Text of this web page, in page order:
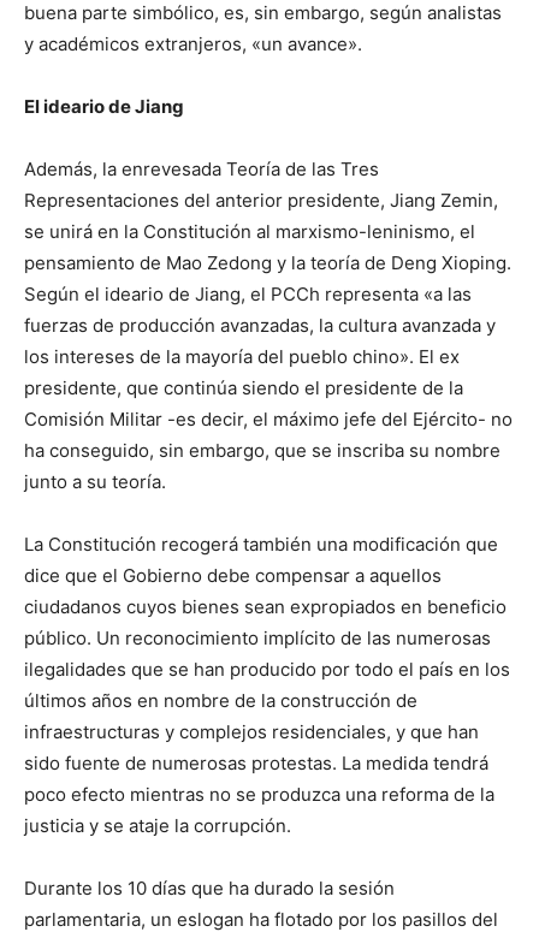
buena parte simbólico, es, sin embargo, según analistas
y académicos extranjeros, «un avance».
El ideario de Jiang
Además, la enrevesada Teoría de las Tres
Representaciones del anterior presidente, Jiang Zemin,
se unirá en la Constitución al marxismo-leninismo, el
pensamiento de Mao Zedong y la teoría de Deng Xioping.
Según el ideario de Jiang, el PCCh representa «a las
fuerzas de producción avanzadas, la cultura avanzada y
los intereses de la mayoría del pueblo chino». El ex
presidente, que continúa siendo el presidente de la
Comisión Militar -es decir, el máximo jefe del Ejército- no
ha conseguido, sin embargo, que se inscriba su nombre
junto a su teoría.
La Constitución recogerá también una modificación que
dice que el Gobierno debe compensar a aquellos
ciudadanos cuyos bienes sean expropiados en beneficio
público. Un reconocimiento implícito de las numerosas
ilegalidades que se han producido por todo el país en los
últimos años en nombre de la construcción de
infraestructuras y complejos residenciales, y que han
sido fuente de numerosas protestas. La medida tendrá
poco efecto mientras no se produzca una reforma de la
justicia y se ataje la corrupción.
Durante los 10 días que ha durado la sesión
parlamentaria, un eslogan ha flotado por los pasillos del